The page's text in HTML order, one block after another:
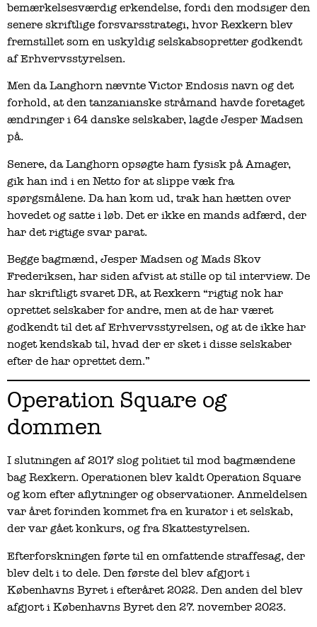
bemærkelsesværdig erkendelse, fordi den modsiger den
senere skriftlige forsvarsstrategi, hvor Rexkern blev
fremstillet som en uskyldig selskabsopretter godkendt
af Erhvervsstyrelsen.
Men da Langhorn nævnte Victor Endosis navn og det
forhold, at den tanzanianske stråmand havde foretaget
ændringer i 64 danske selskaber, lagde Jesper Madsen
på.
Senere, da Langhorn opsøgte ham fysisk på Amager,
gik han ind i en Netto for at slippe væk fra
spørgsmålene. Da han kom ud, trak han hætten over
hovedet og satte i løb. Det er ikke en mands adfærd, der
har det rigtige svar parat.
Begge bagmænd, Jesper Madsen og Mads Skov
Frederiksen, har siden afvist at stille op til interview. De
har skriftligt svaret DR, at Rexkern “rigtig nok har
oprettet selskaber for andre, men at de har været
godkendt til det af Erhvervsstyrelsen, og at de ikke har
noget kendskab til, hvad der er sket i disse selskaber
efter de har oprettet dem.”
Operation Square og
dommen
I slutningen af 2017 slog politiet til mod bagmændene
bag Rexkern. Operationen blev kaldt Operation Square
og kom efter aflytninger og observationer. Anmeldelsen
var året forinden kommet fra en kurator i et selskab,
der var gået konkurs, og fra Skattestyrelsen.
Efterforskningen førte til en omfattende straffesag, der
blev delt i to dele. Den første del blev afgjort i
Københavns Byret i efteråret 2022. Den anden del blev
afgjort i Københavns Byret den 27. november 2023.